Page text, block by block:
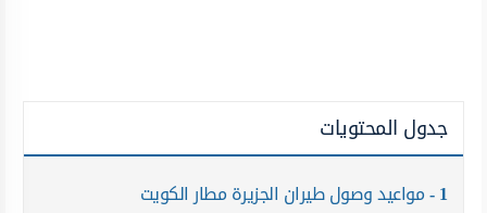
جدول المحتويات
1 مواعيد وصول طيران الجزيرة مطار الكويت